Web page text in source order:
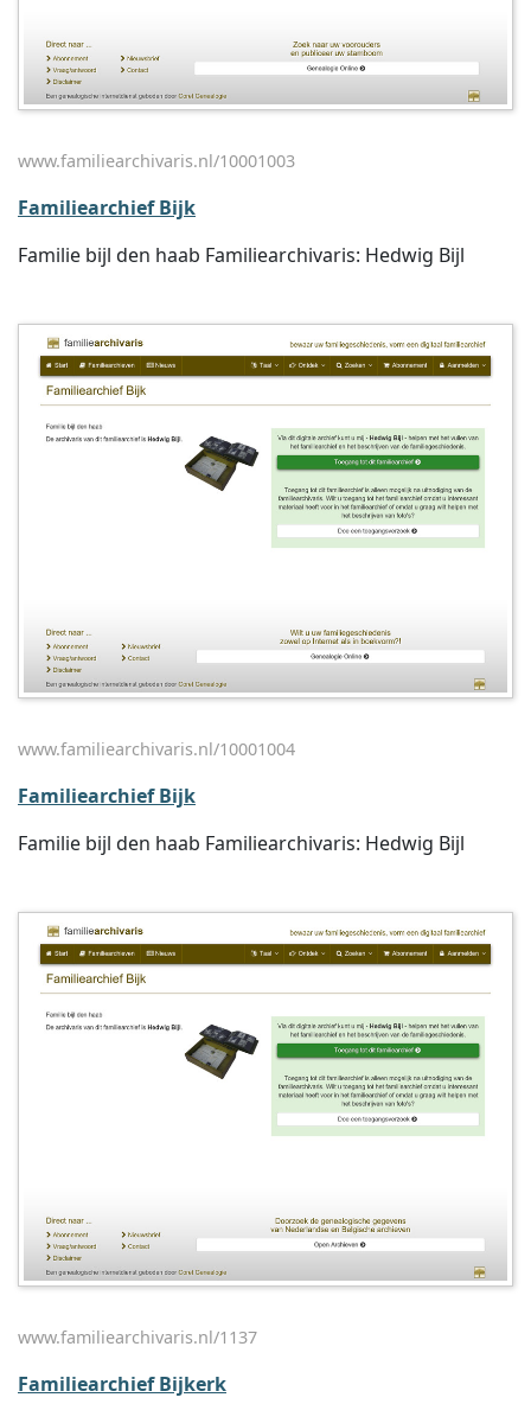
www.familiearchivaris.nl/10001003
Familiearchief Bijk
Familie bijl den haab Familiearchivaris: Hedwig Bijl
www.familiearchivaris.nl/10001004
Familiearchief Bijk
Familie bijl den haab Familiearchivaris: Hedwig Bijl
www.familiearchivaris.nl/1137
Familiearchief Bijkerk